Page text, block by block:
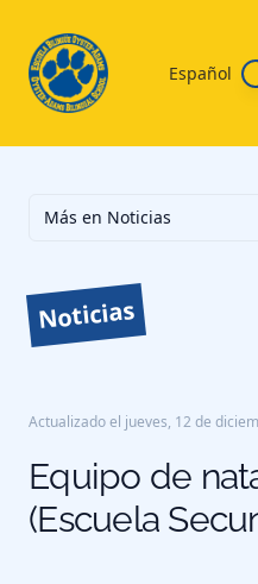
Español
Más en Noticias
Noticias
Actualizado el jueves, 12 de
Equipo de
(Escuela